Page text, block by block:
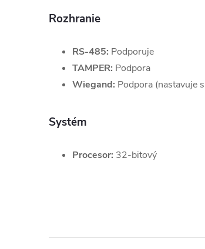
Rozhranie
RS-485: Podporuje
TAMPER: Podpora
Wiegand: Podpora (nastavuje
Systém
Procesor: 32-bitový